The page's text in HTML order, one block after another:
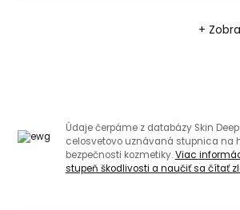
+
Údaje čerpáme z databázy Skin
celosvetovo uznávaná stupnica na
bezpečnosti kozmetiky.Viac
stupeň škodlivosti a naučiť sa čítať